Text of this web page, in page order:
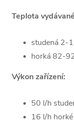
Teplota
studená 2-
horká 82-
Výkon zařízení:
50 l/h
16 l/h